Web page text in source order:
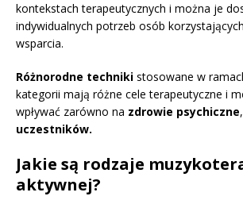
kontekstach terapeutycznych i można je
indywidualnych potrzeb osób
wsparcia.
Różnorodne techniki stosowane w
kategorii mają różne cele terapeutyczne i
wpływać zarówno na zdrowie psychiczne
uczestników.
Jakie są rodzaje
aktywnej?